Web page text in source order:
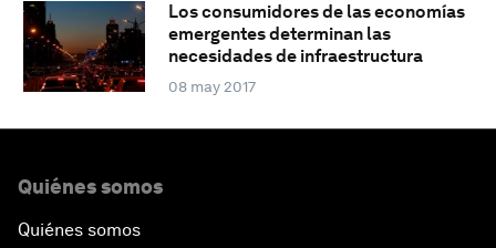
Los consumidores de las economías
emergentes determinan las
necesidades de infraestructura
08 may 2017
Quiénes somos
Quiénes somos